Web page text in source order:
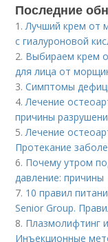
Последние
1.Лучший крем от
с гиалуроновой
2. Выбираем крем
для лица от
3.Симптомы
4.Лечение
причины
5.Лечение
Протекание
6. Почему утром
давление: причины
7. 10 правил
Senior Group.
8. Плазмолифтинг
Инъекционные